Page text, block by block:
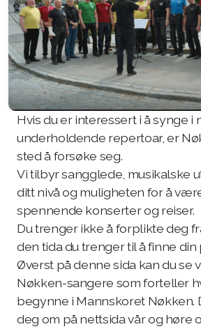
Hvis du er interessert i å synge i
underholdende repertoar, er
sted å forsøke seg.
Vi tilbyr sangglede, musikalske
ditt nivå og muligheten for å
spennende konserter og reiser.
Du trenger ikke å forplikte deg
den tida du trenger til å finne din
Øverst på denne sida kan du se
Nøkken-sangere som forteller
begynne i Mannskoret Nøkken.
deg om på nettsida vår og høre